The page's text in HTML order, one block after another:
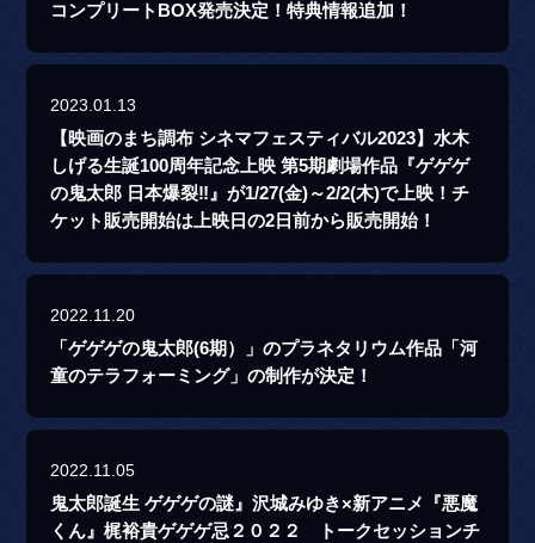
コンプリートBOX発売決定！特典情報追加！
2023.01.13
【映画のまち調布 シネマフェスティバル2023】水木
しげる生誕100周年記念上映 第5期劇場作品『ゲゲゲ
の鬼太郎 日本爆裂‼』が1/27(金)～2/2(木)で上映！チ
ケット販売開始は上映日の2日前から販売開始！
2022.11.20
「ゲゲゲの鬼太郎(6期）」のプラネタリウム作品「河
童のテラフォーミング」の制作が決定！
2022.11.05
鬼太郎誕生 ゲゲゲの謎』沢城みゆき×新アニメ『悪魔
くん』梶裕貴ゲゲゲ忌２０２２ トークセッションチ